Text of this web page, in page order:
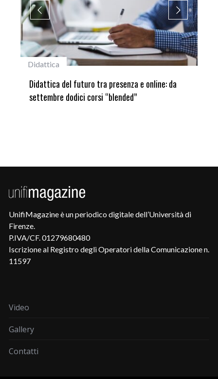
#studentiunifi
Laureata Unifi premiata nella settima edizione
del Premio “Giancarlo Guasti”
UnifiMagazine è un periodico digitale dell’Università di
Firenze.
P.IVA/CF. 01279680480
Iscrizione al Registro degli Operatori della Comunicazione n.
11597
Video
Gallery
Contatti